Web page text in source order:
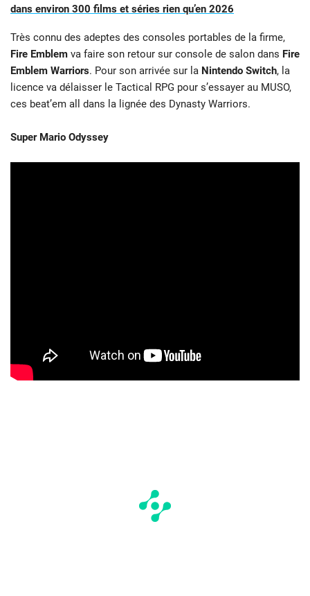
dans environ 300 films et séries rien qu’en 2026
Très connu des adeptes des consoles portables de la firme,
Fire Emblem va faire son retour sur console de salon dans Fire
Emblem Warriors. Pour son arrivée sur la Nintendo Switch, la
licence va délaisser le Tactical RPG pour s’essayer au MUSO,
ces beat’em all dans la lignée des Dynasty Warriors.
Super Mario Odyssey